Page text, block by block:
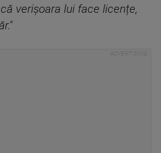
verișoara lui face licențe,